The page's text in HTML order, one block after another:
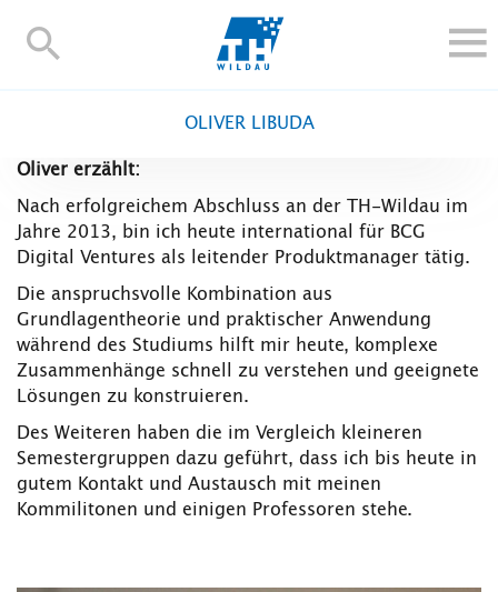
TH-
ALUMNI
HOCHSCHULE
INTERNATIONAL
BESCHÄFTIGTE
Blogs Kontakt und Anfahrt Webmail Moodle
TH Online-Portal Personensuche
OLIVER LIBUDA
Oliver erzählt:
Nach erfolgreichem Abschluss an der TH-Wildau im
Jahre 2013, bin ich heute international für BCG
Digital Ventures als leitender Produktmanager tätig.
Die anspruchsvolle Kombination aus
Grundlagentheorie und praktischer Anwendung
während des Studiums hilft mir heute, komplexe
Zusammenhänge schnell zu verstehen und geeignete
Lösungen zu konstruieren.
Des Weiteren haben die im Vergleich kleineren
Semestergruppen dazu geführt, dass ich bis heute in
gutem Kontakt und Austausch mit meinen
Kommilitonen und einigen Professoren stehe.